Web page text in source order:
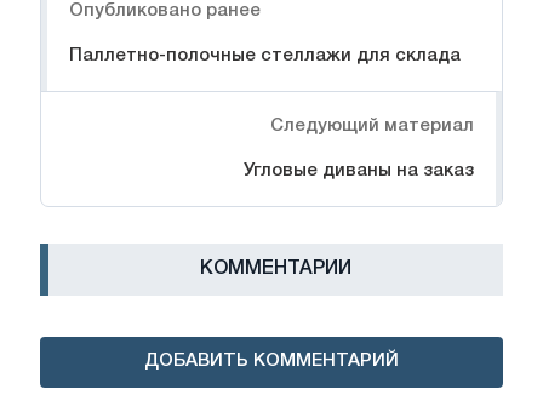
Опубликовано ранее
Паллетно-полочные стеллажи для склада
Следующий материал
Угловые диваны на заказ
КОММЕНТАРИИ
ДОБАВИТЬ КОММЕНТАРИЙ